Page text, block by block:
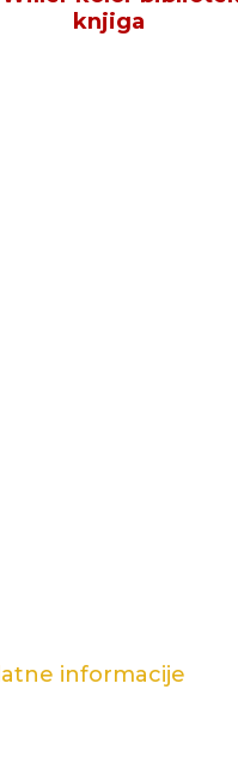
informacije